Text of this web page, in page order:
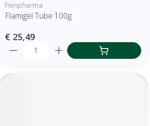
Flenpharma
Flamigel Tube 100g
€ 25,49